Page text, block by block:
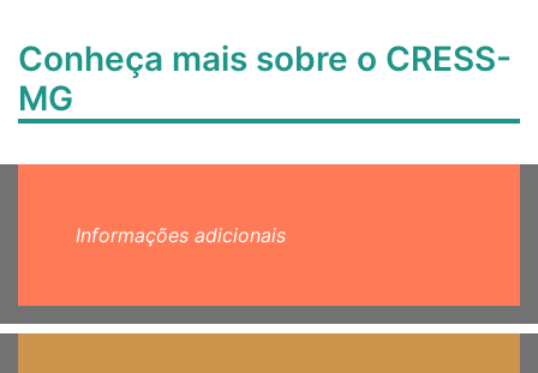
Conheça mais sobre o CRESS-
MG
Informações adicionais